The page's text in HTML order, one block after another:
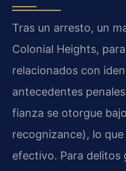
Tras un arresto, un
Colonial Heights,
relacionados con
antecedentes
fianza se otorgue
recognizance), lo
efectivo. Para delitos